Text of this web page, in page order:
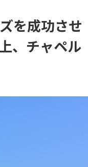
を成功させ
、チャペル